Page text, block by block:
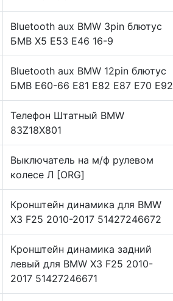
Bluetooth aux BMW 3pin блютус
БМВ X5 E53 E46 16-9
Bluetooth aux BMW 12pin блютус
БМВ E60-66 E81 E82 E87 E70 E92
Телефон Штатный BMW
83Z18X801
Выключатель на м/ф рулевом
колесе Л [ORG]
Кронштейн динамика для BMW
X3 F25 2010-2017 51427246672
Кронштейн динамика задний
левый для BMW X3 F25 2010-
2017 51427246671